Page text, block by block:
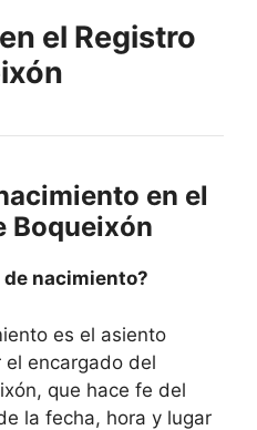
el Registro
en el
Boqueixón
nacimiento?
es el asiento
encargado del
que hace fe del
la fecha, hora y lugar